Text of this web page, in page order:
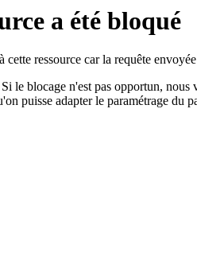
a été bloqué
ressource car la requête
le blocage n'est pas opportun,
puisse adapter le paramétrage du